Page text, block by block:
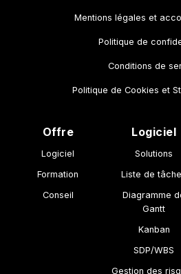
Mentions légales et
Politique de
Conditions de
Politique de Cookies et
Offre
Logiciel
Formation
Conseil
Logiciel
Solutions
Liste de
Diagramme
Gantt
Kanban
SDP/WBS
Gestion des